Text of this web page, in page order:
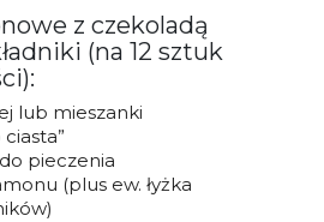
z czekoladą
(na 12 sztuk
lub mieszanki
pieczenia
(plus ew. łyżka